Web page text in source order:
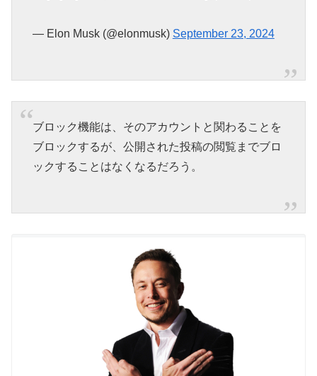
— Elon Musk (@elonmusk) September 23, 2024
ブロック機能は、そのアカウントと関わることを
ブロックするが、公開された投稿の閲覧までブロ
ックすることはなくなるだろう。